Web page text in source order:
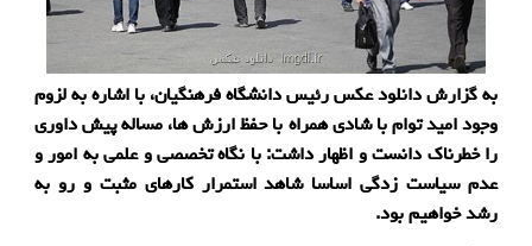
به گزارش دانلود عكس رئیس دانشگاه فرهنگیان، با اشاره به لزوم
وجود امید توام با شادی همراه با حفظ ارزش ها، مساله پیش داوری
را خطرناك دانست و اظهار داشت: با نگاه تخصصی و علمی به امور و
عدم سیاست زدگی اساسا شاهد استمرار كارهای مثبت و رو به
رشد خواهیم بود.